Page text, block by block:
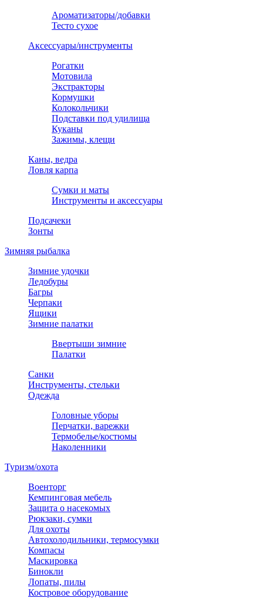
Ароматизаторы/добавки
Тесто сухое
Аксессуары/инструменты
Рогатки
Мотовила
Экстракторы
Кормушки
Колокольчики
Подставки под удилища
Куканы
Зажимы, клещи
Каны, ведра
Ловля карпа
Сумки и маты
Инструменты и аксессуары
Подсачеки
Зонты
Зимняя рыбалка
Зимние удочки
Ледобуры
Багры
Черпаки
Ящики
Зимние палатки
Ввертыши зимние
Палатки
Санки
Инструменты, стельки
Одежда
Головные уборы
Перчатки, варежки
Термобелье/костюмы
Наколенники
Туризм/охота
Военторг
Кемпинговая мебель
Защита о насекомых
Рюкзаки, сумки
Для охоты
Автохолодильники, термосумки
Компасы
Маскировка
Бинокли
Лопаты, пилы
Костровое оборудование